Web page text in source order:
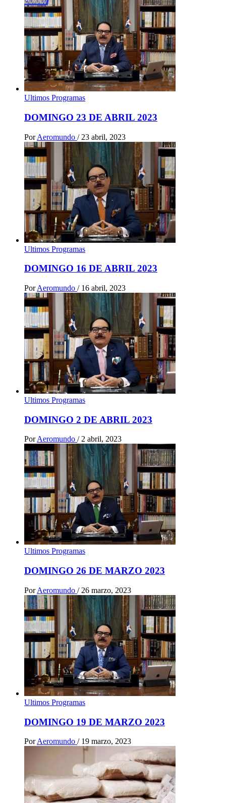
Ultimos Programas
DOMINGO 23 DE ABRIL 2023
Por Aeromundo / 23 abril, 2023
Ultimos Programas
DOMINGO 16 DE ABRIL 2023
Por Aeromundo / 16 abril, 2023
Ultimos Programas
DOMINGO 2 DE ABRIL 2023
Por Aeromundo / 2 abril, 2023
Ultimos Programas
DOMINGO 26 DE MARZO 2023
Por Aeromundo / 26 marzo, 2023
Ultimos Programas
DOMINGO 19 DE MARZO 2023
Por Aeromundo / 19 marzo, 2023